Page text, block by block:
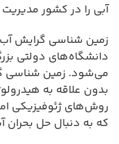
آبی را در کشور مدیریت
زمین شناسی گرایش
دانشگاه‌های دولتی
می‌شود. زمین شناسی
بدون علاقه به
روش‌های ژئوفیزیکی
که به دنبال حل